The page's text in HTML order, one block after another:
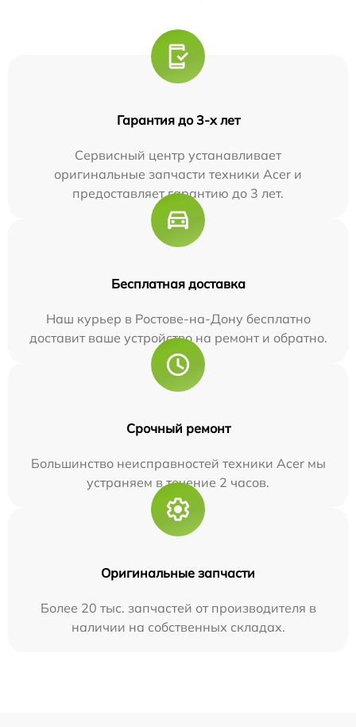
Гарантия до 3-х лет
Сервисный центр устанавливает
оригинальные запчасти техники Acer и
предоставляет гарантию до 3 лет.
Бесплатная доставка
Наш курьер в Ростове-на-Дону бесплатно
доставит ваше устройство на ремонт и обратно.
Срочный ремонт
Большинство неисправностей техники Acer мы
устраняем в течение 2 часов.
Оригинальные запчасти
Более 20 тыс. запчастей от производителя в
наличии на собственных складах.